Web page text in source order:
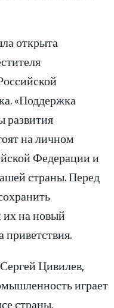
открыта
«Поддержка
развития
на личном
Федерации и
страны. Перед
их на новый
приветствия.
Цивилев,
играет
страны,